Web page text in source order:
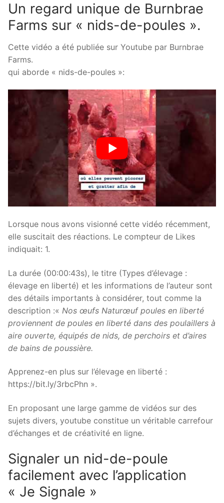
Un regard unique de Burnbrae
Farms sur « nids-de-poules ».
Cette vidéo a été publiée sur Youtube par Burnbrae
Farms.
qui aborde « nids-de-poules »:
Lorsque nous avons visionné cette vidéo récemment,
elle suscitait des réactions. Le compteur de Likes
indiquait: 1.
La durée (00:00:43s), le titre (Types d’élevage :
élevage en liberté) et les informations de l’auteur sont
des détails importants à considérer, tout comme la
description :« Nos œufs Naturœuf poules en liberté
proviennent de poules en liberté dans des poulaillers à
aire ouverte, équipés de nids, de perchoirs et d’aires
de bains de poussière.
Apprenez-en plus sur l’élevage en liberté :
https://bit.ly/3rbcPhn ».
En proposant une large gamme de vidéos sur des
sujets divers, youtube constitue un véritable carrefour
d’échanges et de créativité en ligne.
Signaler un nid-de-poule
facilement avec l’application
« Je Signale »